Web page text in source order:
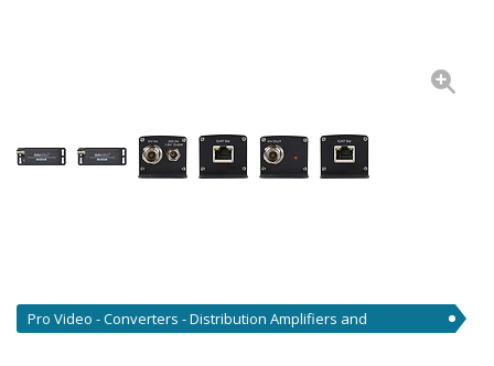
Pro Video - Converters - Distribution Amplifiers and